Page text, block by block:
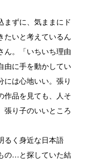
まずに、気ままにド
たいと考えているん
ん。「いちいち理由
由に手を動かしてい
には心地いい。張り
作品を見ても、人そ
張り子のいいところ
るく身近な日本語
の…と探していた結